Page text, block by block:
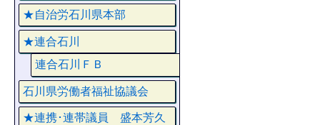
★自治労石川県本部
★連合石川
連合石川ＦＢ
石川県労働者福祉協議会
★連携･連帯議員 盛本芳久